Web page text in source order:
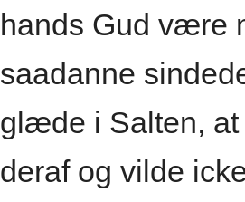
hands Gud være
saadanne
glæde i Salten,
deraf og vilde